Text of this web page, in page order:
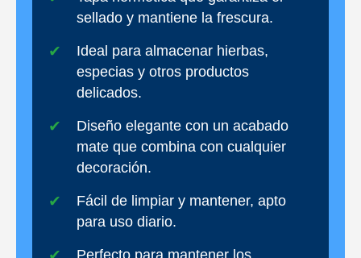
sellado y mantiene la frescura.
Ideal para almacenar hierbas,
especias y otros productos
delicados.
Diseño elegante con un acabado
mate que combina con cualquier
decoración.
Fácil de limpiar y mantener, apto
para uso diario.
Perfecto para mantener los